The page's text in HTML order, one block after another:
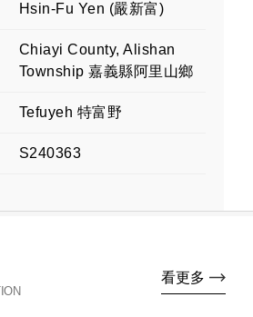
Hsin-Fu Yen (嚴新富)
Chiayi County, Alishan
Township 嘉義縣阿里山鄉
Tefuyeh 特富野
S240363
看更多